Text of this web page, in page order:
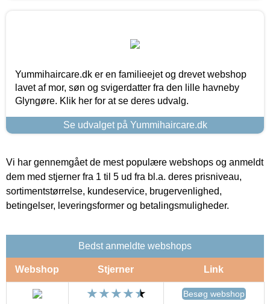
Yummihaircare.dk er en familieejet og drevet webshop
lavet af mor, søn og svigerdatter fra den lille havneby
Glyngøre. Klik her for at se deres udvalg.
Se udvalget på Yummihaircare.dk
Vi har gennemgået de mest populære webshops og anmeldt
dem med stjerner fra 1 til 5 ud fra bl.a. deres prisniveau,
sortimentstørrelse, kundeservice, brugervenlighed,
betingelser, leveringsformer og betalingsmuligheder.
Bedst anmeldte webshops
Webshop Stjerner Link
Besøg webshop